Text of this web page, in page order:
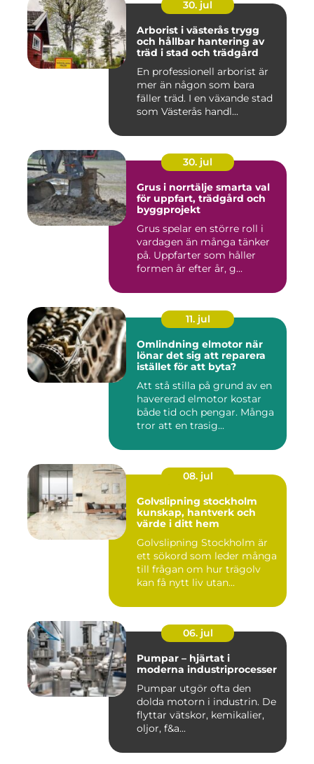
30. jul
Arborist i västerås trygg
och hållbar hantering av
träd i stad och trädgård
En professionell arborist är
mer än någon som bara
fäller träd. I en växande stad
som Västerås handl...
30. jul
Grus i norrtälje smarta val
för uppfart, trädgård och
byggprojekt
Grus spelar en större roll i
vardagen än många tänker
på. Uppfarter som håller
formen år efter år, g...
11. jul
Omlindning elmotor när
lönar det sig att reparera
istället för att byta?
Att stå stilla på grund av en
havererad elmotor kostar
både tid och pengar. Många
tror att en trasig...
08. jul
Golvslipning stockholm
kunskap, hantverk och
värde i ditt hem
Golvslipning Stockholm är
ett sökord som leder många
till frågan om hur trägolv
kan få nytt liv utan...
06. jul
Pumpar – hjärtat i
moderna industriprocesser
Pumpar utgör ofta den
dolda motorn i industrin. De
flyttar vätskor, kemikalier,
oljor, f&a...